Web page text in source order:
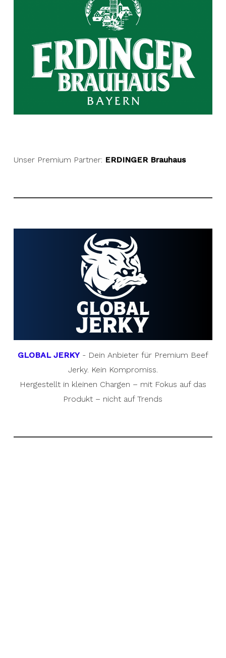
Unser Premium Partner: ERDINGER Brauhaus
GLOBAL JERKY- Dein Anbieter für Premium Beef
Jerky. Kein Kompromiss.
Hergestellt in kleinen Chargen – mit Fokus auf das
Produkt – nicht auf Trends